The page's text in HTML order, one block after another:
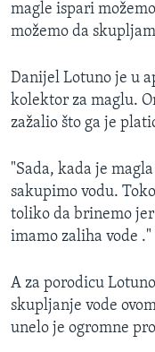
magle ispari
možemo da
Danijel Lotuno je u
kolektor za maglu.
zažalio što ga je
"Sada, kada je
sakupimo vodu.
toliko da brinemo
imamo zaliha vode ."
A za porodicu
skupljanje vode
unelo je ogromne